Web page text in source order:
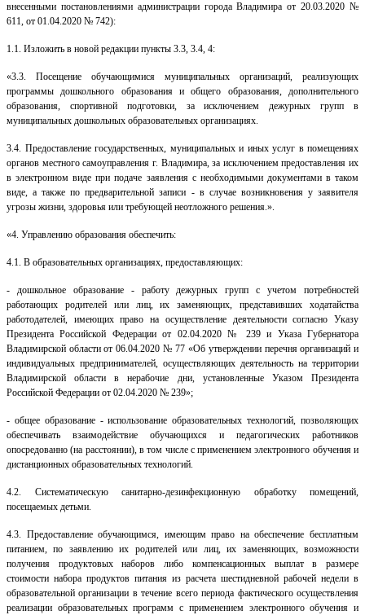
внесенными постановлениями администрации города Владимира от 20.03.2020 №
611, от 01.04.2020 № 742):
1.1. Изложить в новой редакции пункты 3.3, 3.4, 4:
«3.3. Посещение обучающимися муниципальных организаций, реализующих
программы дошкольного образования и общего образования, дополнительного
образования, спортивной подготовки, за исключением дежурных групп в
муниципальных дошкольных образовательных организациях.
3.4. Предоставление государственных, муниципальных и иных услуг в помещениях
органов местного самоуправления г. Владимира, за исключением предоставления их
в электронном виде при подаче заявления с необходимыми документами в таком
виде, а также по предварительной записи - в случае возникновения у заявителя
угрозы жизни, здоровья или требующей неотложного решения.».
«4. Управлению образования обеспечить:
4.1. В образовательных организациях, предоставляющих:
- дошкольное образование - работу дежурных групп с учетом потребностей
работающих родителей или лиц, их заменяющих, представивших ходатайства
работодателей, имеющих право на осуществление деятельности согласно Указу
Президента Российской Федерации от 02.04.2020 № 239 и Указа Губернатора
Владимирской области от 06.04.2020 № 77 «Об утверждении перечня организаций и
индивидуальных предпринимателей, осуществляющих деятельность на территории
Владимирской области в нерабочие дни, установленные Указом Президента
Российской Федерации от 02.04.2020 № 239»;
- общее образование - использование образовательных технологий, позволяющих
обеспечивать взаимодействие обучающихся и педагогических работников
опосредованно (на расстоянии), в том числе с применением электронного обучения и
дистанционных образовательных технологий.
4.2. Систематическую санитарно-дезинфекционную обработку помещений,
посещаемых детьми.
4.3. Предоставление обучающимся, имеющим право на обеспечение бесплатным
питанием, по заявлению их родителей или лиц, их заменяющих, возможности
получения продуктовых наборов либо компенсационных выплат в размере
стоимости набора продуктов питания из расчета шестидневной рабочей недели в
образовательной организации в течение всего периода фактического осуществления
реализации образовательных программ с применением электронного обучения и